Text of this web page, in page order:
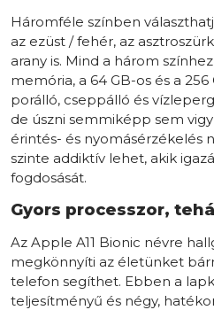
Háromféle színben
az ezüst / fehér, az
arany is. Mind a három
memória, a 64 GB-os és a 256
porálló, cseppálló és
de úszni semmiképp sem
érintés- és nyomásérzékelés
szinte addiktív lehet, akik
fogdosását.
Gyors processzor,
Az Apple A11 Bionic névre
megkönnyíti az életünket
telefon segíthet. Ebben a
teljesítményű és négy,